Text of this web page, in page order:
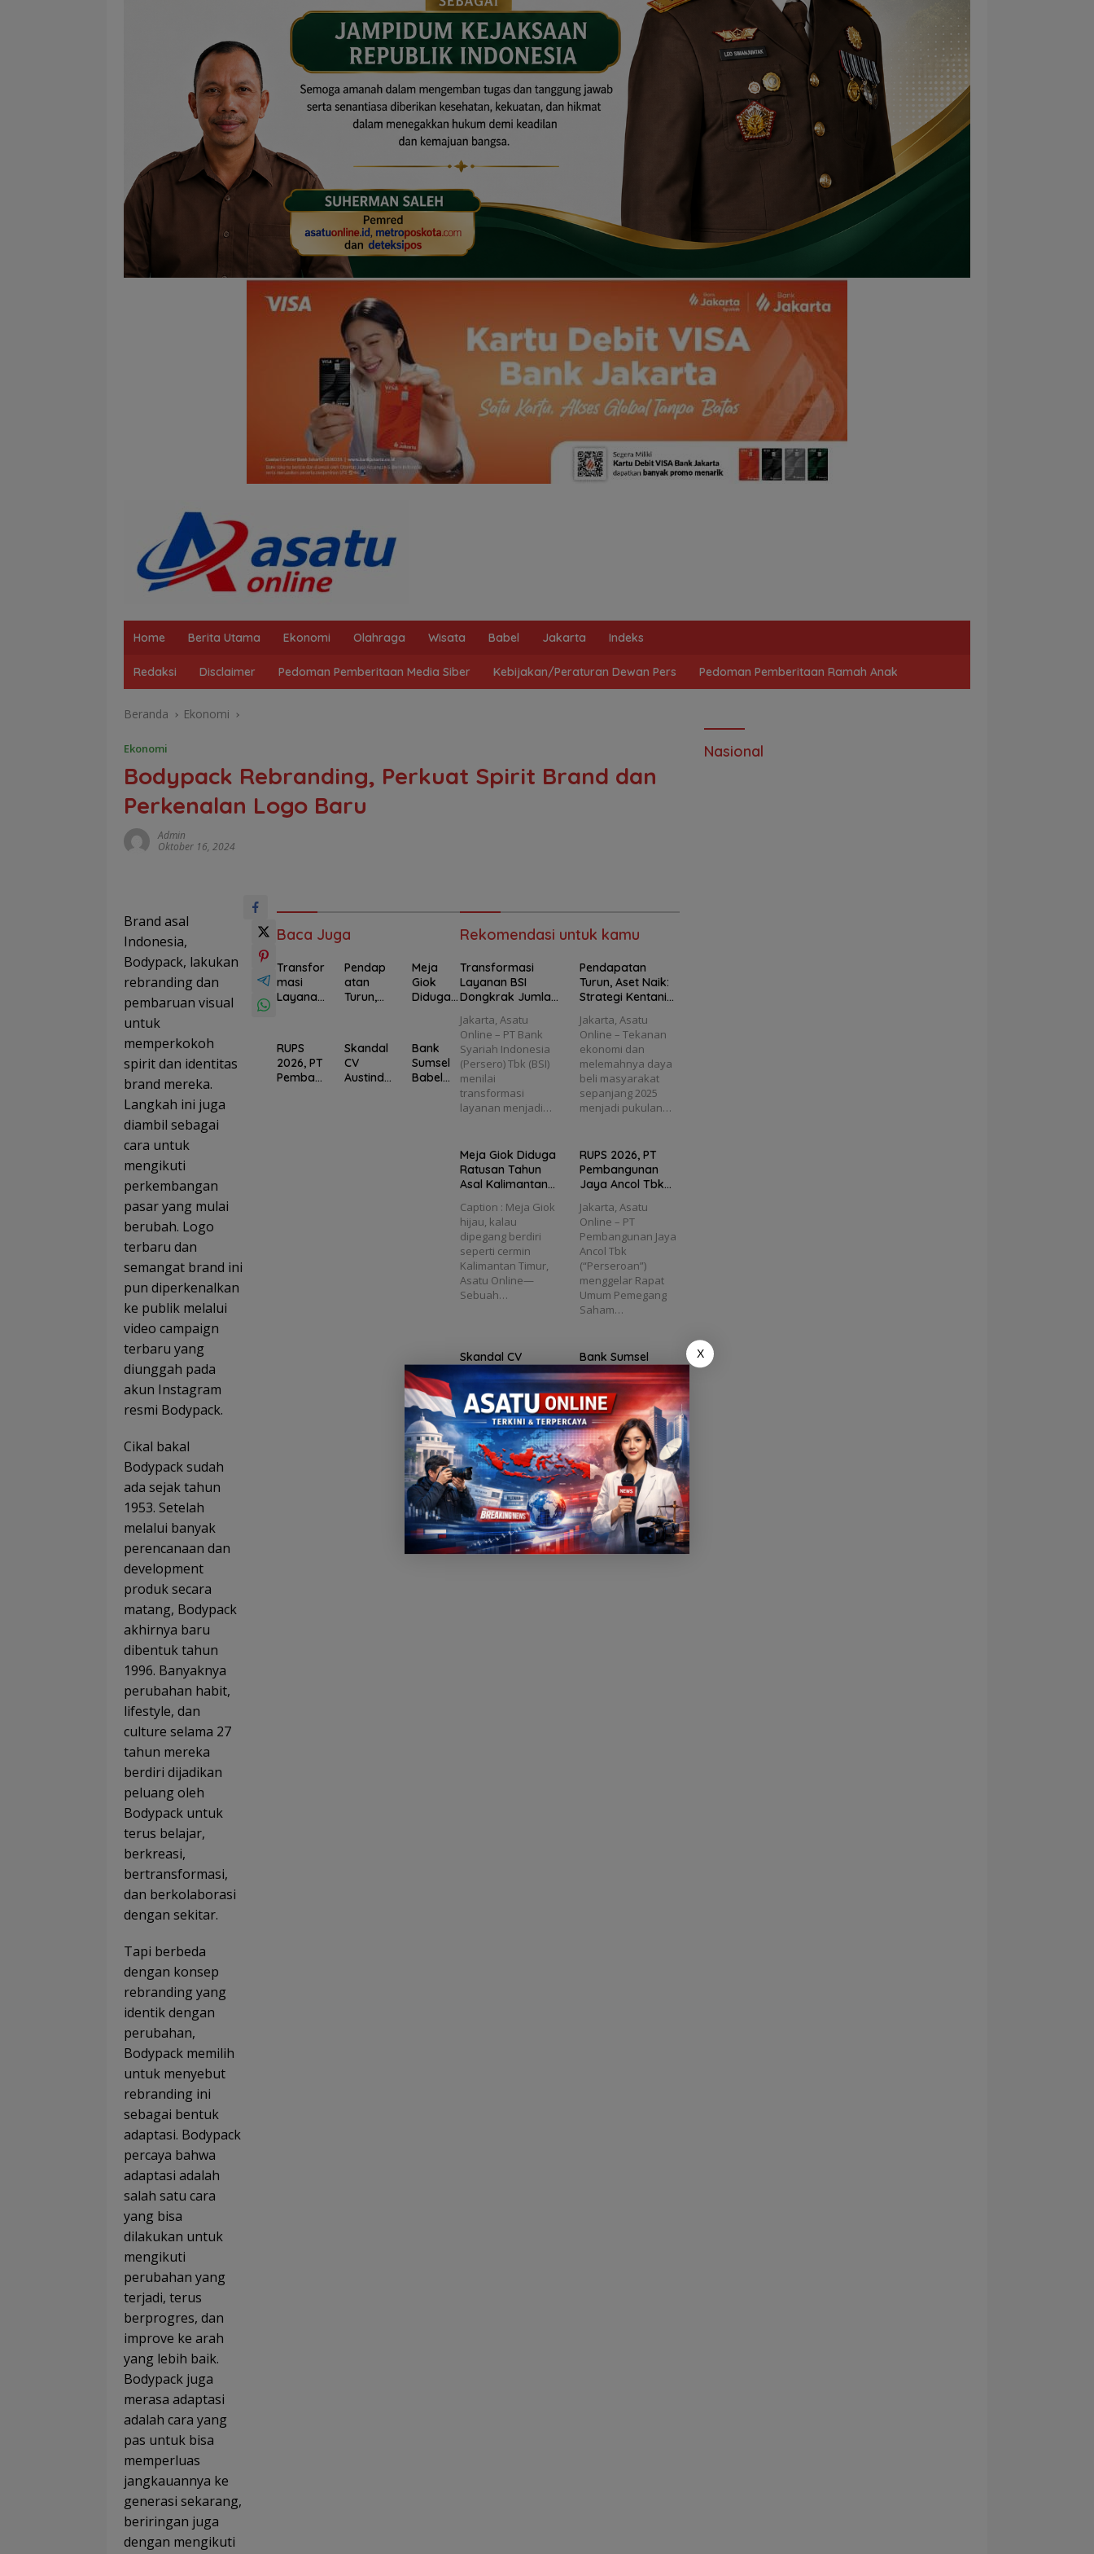
Home Berita Utama Ekonomi Olahraga Wisata Babel Jakarta Indeks
Redaksi Disclaimer Pedoman Pemberitaan Media Siber Kebijakan/Peraturan Dewan Pers Pedoman Pemberitaan Ramah Anak
Beranda Ekonomi
Ekonomi
Bodypack Rebranding, Perkuat Spirit Brand dan
Perkenalan Logo Baru
Admin
Oktober 16, 2024
Brand asal
Indonesia,
Bodypack, lakukan
rebranding dan
pembaruan visual
untuk
memperkokoh
spirit dan identitas
brand mereka.
Langkah ini juga
diambil sebagai
cara untuk
mengikuti
perkembangan
pasar yang mulai
berubah. Logo
terbaru dan
semangat brand ini
pun diperkenalkan
ke publik melalui
video campaign
terbaru yang
diunggah pada
akun Instagram
resmi Bodypack.
Cikal bakal
Bodypack sudah
ada sejak tahun
1953. Setelah
melalui banyak
perencanaan dan
development
produk secara
matang, Bodypack
akhirnya baru
dibentuk tahun
1996. Banyaknya
perubahan habit,
lifestyle, dan
culture selama 27
tahun mereka
berdiri dijadikan
peluang oleh
Bodypack untuk
terus belajar,
berkreasi,
bertransformasi,
dan berkolaborasi
dengan sekitar.
Tapi berbeda
dengan konsep
rebranding yang
identik dengan
perubahan,
Bodypack memilih
untuk menyebut
rebranding ini
sebagai bentuk
adaptasi. Bodypack
percaya bahwa
adaptasi adalah
salah satu cara
yang bisa
dilakukan untuk
mengikuti
perubahan yang
terjadi, terus
berprogres, dan
improve ke arah
yang lebih baik.
Bodypack juga
merasa adaptasi
adalah cara yang
pas untuk bisa
memperluas
jangkauannya ke
generasi sekarang,
beriringan juga
dengan mengikuti
Baca Juga
Transfor
masi
Layanan
k
Jumlah
Nasaba
h
Pendap
atan
Turun,
Strategi
Kentanix
Supra
Hadapi
Meja
Giok
Diduga
Asal
Kalimant
an
Ditawar
RUPS
2026, PT
Pemban
Skandal
CV
Austindo
Bank
Sumsel
Babel
Rekomendasi untuk kamu
Transformasi
Layanan BSI
Dongkrak Jumlah
24 Juta
Jakarta, Asatu
Online – PT Bank
Syariah Indonesia
(Persero) Tbk (BSI)
menilai
transformasi
layanan menjadi…
Pendapatan
Turun, Aset Naik:
Strategi Kentanix
Tantangan
Properti 2026
Jakarta, Asatu
Online – Tekanan
ekonomi dan
melemahnya daya
beli masyarakat
sepanjang 2025
menjadi pukulan…
Meja Giok Diduga
Ratusan Tahun
Asal Kalimantan
Kolektor, Ini
Caption : Meja Giok
hijau, kalau
dipegang berdiri
seperti cermin
Kalimantan Timur,
Asatu Online—
Sebuah…
RUPS 2026, PT
Pembangunan
Jaya Ancol Tbk
Siapkan
Transformasi
Besar
Jakarta, Asatu
Online – PT
Pembangunan Jaya
Ancol Tbk
(“Perseroan”)
menggelar Rapat
Umum Pemegang
Saham…
Skandal CV
Austindo Jaya
Abadi: Janji
Perbaikan 14 Hari
Tak Terealisasi,
Pekerja Desak
Disnaker
Pangkalpinang
Jatuhkan Sanksi
Kantor CV Austindo
Jaya Abadi di
Komplek Industri
Ketapang,
Pangkalpinang
(Foto : A1)
Pangkalpinang,
Asatu…
Bank Sumsel
Babel Siapkan
Rp1,2 Triliun untuk
Transaksi
Lebaran 2026
Palembang,
Asatuonline – Bank
Sumsel Babel
menyiapkan
likuiditas sebesar
Rp1,2 triliun guna
memastikan
kelancaran
transaksi…
Nasional
X